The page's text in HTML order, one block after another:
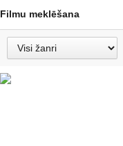
Filmu meklēšana